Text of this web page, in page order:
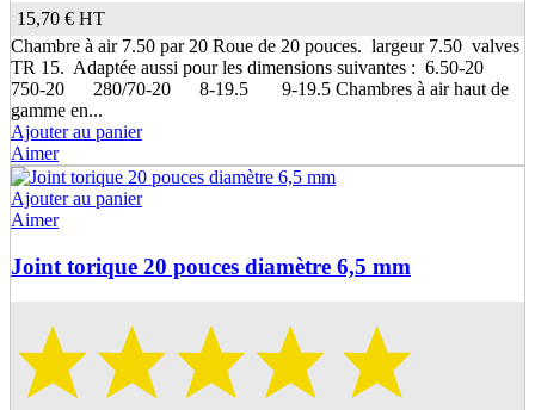
15,70 € HT
Chambre à air 7.50 par 20 Roue de 20 pouces. largeur 7.50 valves
TR 15. Adaptée aussi pour les dimensions suivantes : 6.50-20
750-20 280/70-20 8-19.5 9-19.5 Chambres à air haut de
gamme en...
Ajouter au panier
Aimer
Ajouter au panier
Aimer
Joint torique 20 pouces diamètre 6,5 mm